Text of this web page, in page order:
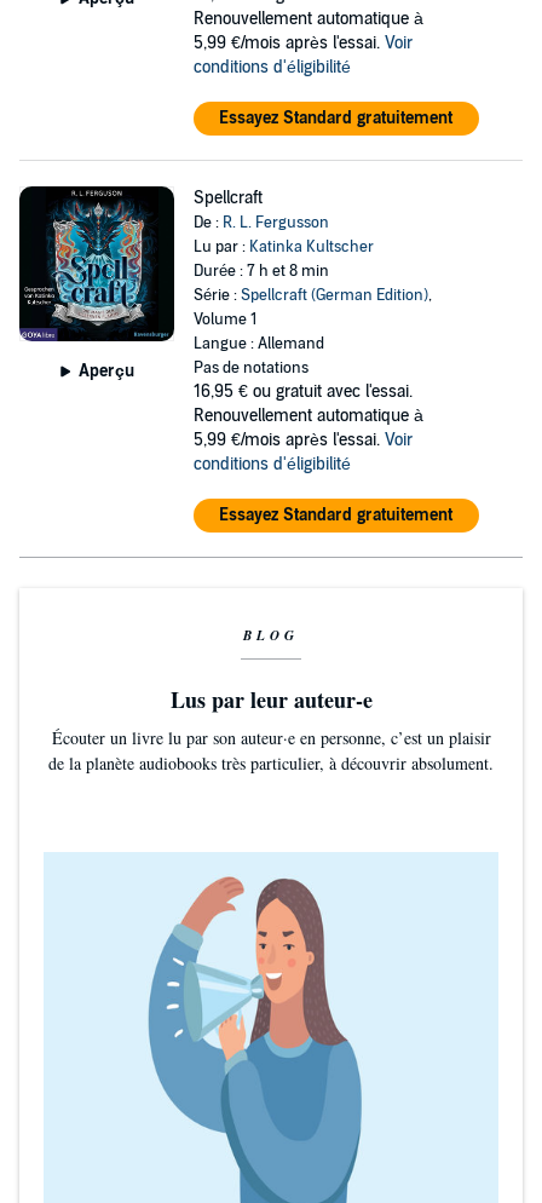
Renouvellement automatique à
5,99 €/mois après l'essai. Voir
conditions d'éligibilité
Essayez Standard gratuitement
Aperçu
Spellcraft
De : R. L. Fergusson
Lu par : Katinka Kultscher
Durée : 7 h et 8 min
Série :Spellcraft (German Edition),
Volume 1
Langue : Allemand
Pas de notations
16,95 € ou gratuit avec l'essai.
Renouvellement automatique à
5,99 €/mois après l'essai. Voir
conditions d'éligibilité
Essayez Standard gratuitement
BLOG
Lus par leur auteur-e
Écouter un livre lu par son auteur·e en personne, c’est un plaisir
de la planète audiobooks très particulier, à découvrir absolument.